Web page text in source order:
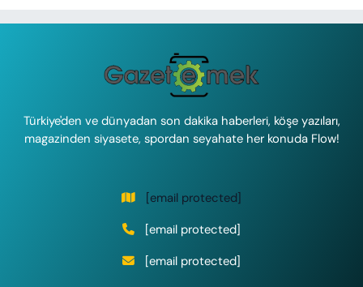
Türkiye'den ve dünyadan son dakika haberleri, köşe yazıları,
magazinden siyasete, spordan seyahate her konuda Flow!
[email protected]
[email protected]
[email protected]